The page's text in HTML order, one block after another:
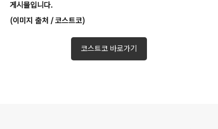
게시물입니다.
(이미지 출처 /코스트코)
코스트코 바로가기